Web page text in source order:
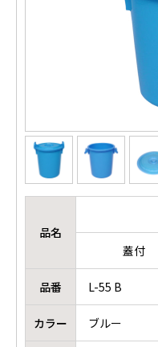
品名
蓋付
品番 L-55 B
カラー ブルー